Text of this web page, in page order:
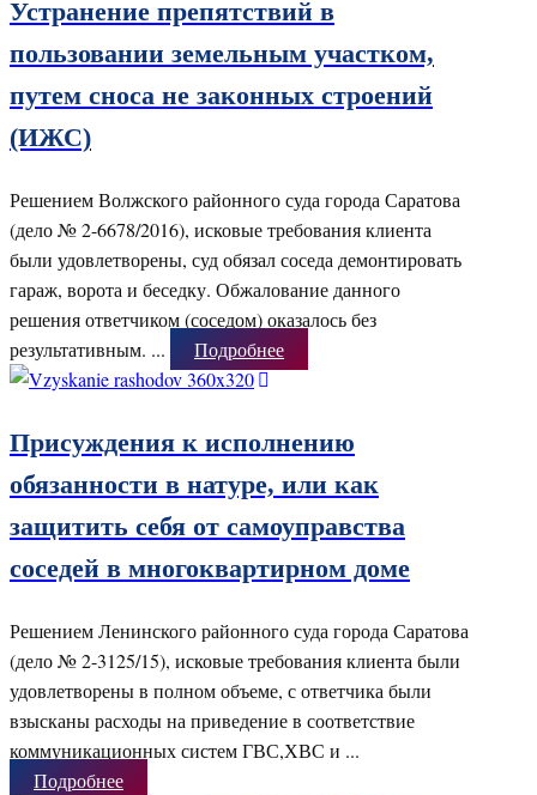
Устранение препятствий в
пользовании земельным участком,
путем сноса не законных строений
(ИЖС)
Решением Волжского районного суда города Саратова
(дело № 2-6678/2016), исковые требования клиента
были удовлетворены, суд обязал соседа демонтировать
гараж, ворота и беседку. Обжалование данного
решения ответчиком (соседом) оказалось без
результативным. ...
Подробнее
Присуждения к исполнению
обязанности в натуре, или как
защитить себя от самоуправства
соседей в многоквартирном доме
Решением Ленинского районного суда города Саратова
(дело № 2-3125/15), исковые требования клиента были
удовлетворены в полном объеме, с ответчика были
взысканы расходы на приведение в соответствие
коммуникационных систем ГВС,ХВС и ...
Подробнее